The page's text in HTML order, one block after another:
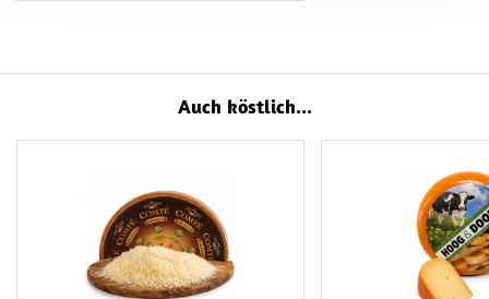
Auch köstlich...